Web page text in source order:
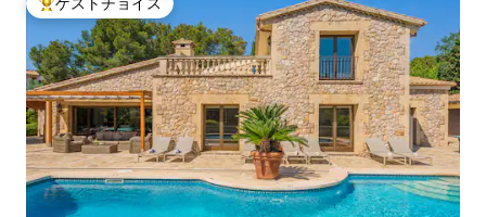
大好評のゲストチョイスです。